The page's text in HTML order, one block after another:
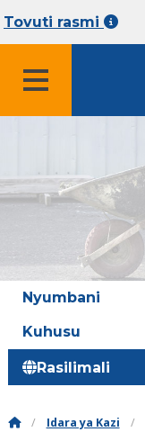
Tovuti rasmi
Nyumbani
Kuhusu
Rasilimali
Idara ya Kazi